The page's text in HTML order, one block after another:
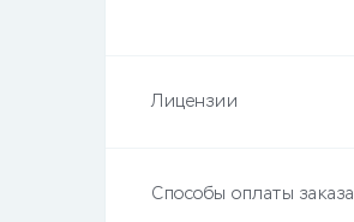
Лицензии
Способы оплаты заказа